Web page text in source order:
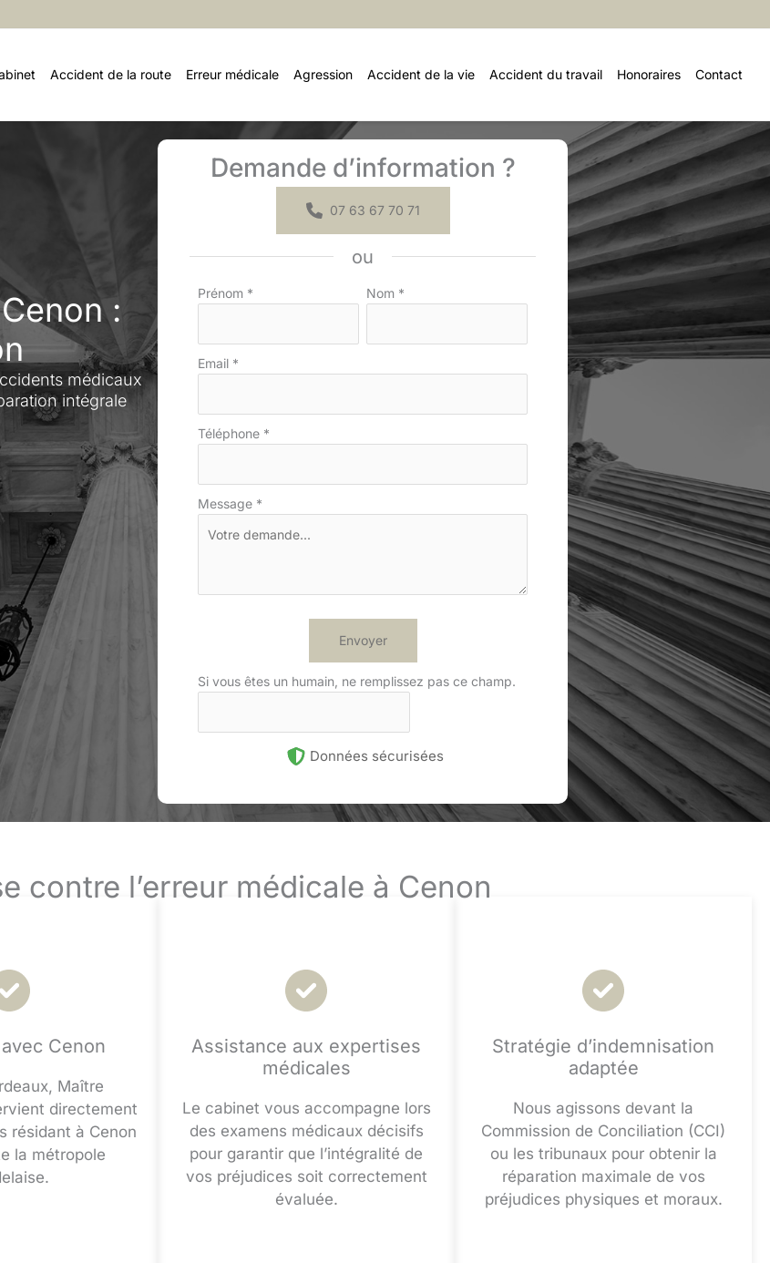
Accident de la route Erreur médicale Agression Accident de la vie Accident du travail Honoraires Contact
:
médicaux
intégrale
Demande d’information ?
07 63 67 70 71
ou
Formulaire
Prénom * Nom *
Email *
Téléphone *
Message *
Envoyer
Si vous êtes un humain, ne remplissez pas ce champ.
Données sécurisées
contre l’erreur médicale à Cenon
Cenon
Maître
directement
résidant à Cenon
la métropole
Assistance aux expertises
médicales
Le cabinet vous accompagne lors
des examens médicaux décisifs
pour garantir que l’intégralité de
vos préjudices soit correctement
évaluée.
Stratégie d’indemnisation
adaptée
Nous agissons devant la
Commission de Conciliation (CCI)
ou les tribunaux pour obtenir la
réparation maximale de vos
préjudices physiques et moraux.